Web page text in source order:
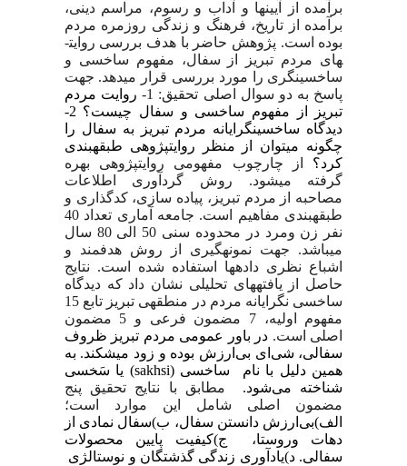
برآمده از آیین­ها و آداب و رسوم، مراسم دینی،
برآمده از تاریخ، فرهنگ و زندگی روزمره مردم
بوده است. پژوهش حاضر با هدف بررسی روایت­
های مردم تبریز از سفال، مفهوم ساخسی و
ساخسی­نگری را مورد بررسی قرار می­دهد. جهت
پاسخ به دو سوال اصلی تحقیق: 1-
روایت مردم
تبریز از مفهوم ساخسی و سفال چیست؟ 2-
دیدگاه ساخسی­نگرایانه مردم تبریز به سفال را
چگونه می­توان از منظر روایت­پژوهی طبقه­بندی
کرد؟
از چارچوب مفهومی روایت­پژوهی بهره
گرفته می­شود. روش گردآوری اطلاعات
مصاحبه از مردم تبریز، پیاده سازی، کدگذاری و
طبقه­بندی مفاهیم است. جامعه آماری تعداد 40
نفر زن ومرد در محدوده سنی 50 الی 80 سال
می­باشد. جهت نمونه­گیری از روش هدفمند و
اشباع نظری داده­ها استفاده شده است. نتایج
حاصل از یافته­های تحلیلی نشان داد که دیدگاه
ساخسی نگرایانه مردم در منطقه­ی تبریز تابع15
مفهوم اولیه، 7 مضمون فرعی و 5 مضمون
اصلی است. در باور عمومی مردم تبریز ظروف
سفالی، شی ای بی ارزش بوده و زود می­شکند. به
همین دلیل با نام ساخسی (sakhsi) یا سَخسی
شناخته میشود.
مطابق با نتایج تحقیق پنج
مضمون اصلی شامل این موارد است؛
الف)بی ارزش دانستن سفال، ب)سفال نمادی از
دهات وروستا، ج)کیفیت پایین محصولات
سفالی. د)یادآوری زندگی گذشتگان و نوستالژی